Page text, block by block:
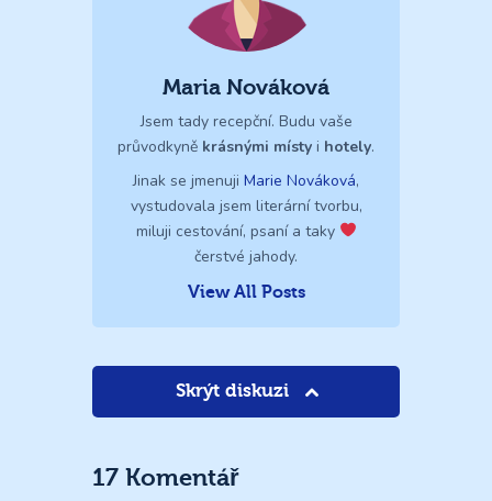
Maria Nováková
Jsem tady recepční. Budu vaše
průvodkyně krásnými místy i hotely.
Jinak se jmenuji Marie Nováková,
vystudovala jsem literární tvorbu,
miluji cestování, psaní a taky
čerstvé jahody.
View All Posts
Skrýt diskuzi
17 Komentář